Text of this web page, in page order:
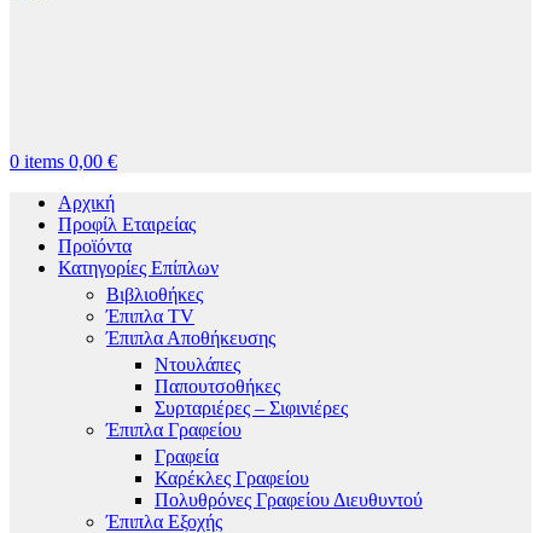
0 items 0,00 €
Αρχική
Προφίλ Εταιρείας
Προϊόντα
Κατηγορίες Επίπλων
Βιβλιοθήκες
Έπιπλα TV
Έπιπλα Αποθήκευσης
Ντουλάπες
Παπουτσοθήκες
Συρταριέρες – Σιφινιέρες
Έπιπλα Γραφείου
Γραφεία
Καρέκλες Γραφείου
Πολυθρόνες Γραφείου Διευθυντού
Έπιπλα Εξοχής